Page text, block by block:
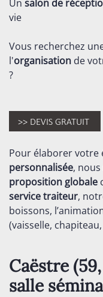
Un salon de
vie
Vous recherchez
l'organisation de
?
Pour élaborer votre
personnalisée,
proposition globale
service traiteur,
boissons,
(vaisselle,
Caëstre (59,
salle